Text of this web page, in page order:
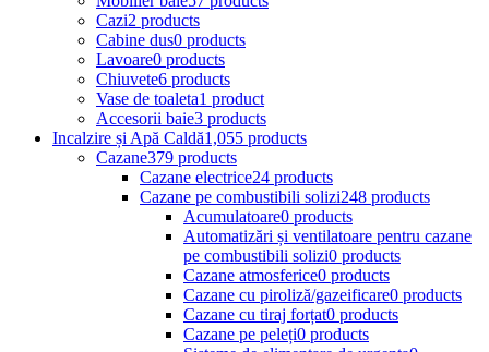
Cazi2 products
Cabine dus0 products
Lavoare0 products
Chiuvete6 products
Vase de toaleta1 product
Accesorii baie3 products
Incalzire și Apă Caldă1,055 products
Cazane379 products
Cazane electrice24 products
Cazane pe combustibili solizi248 products
Acumulatoare0 products
Automatizări și ventilatoare pentru cazane
pe combustibili solizi0 products
Cazane atmosferice0 products
Cazane cu piroliză/gazeificare0 products
Cazane cu tiraj forțat0 products
Cazane pe peleți0 products